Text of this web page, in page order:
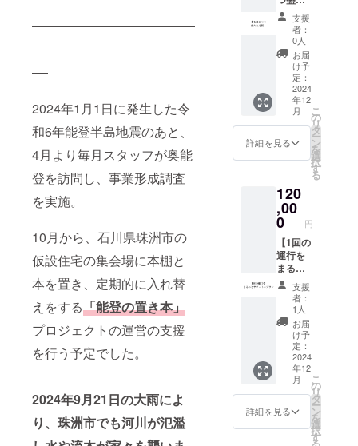
2024年1月1日に発生した令
和6年能登半島地震のあと、
4月より毎月スタッフが奥能
登を訪問し、事業形成調査
を実施。
10月から、石川県珠洲市の
仮設住宅の集会場に本棚と
本を置き、定期的に入れ替
えをする「能登の置き本」
プロジェクトの運営の支援
を行う予定でした。
2024年9月21日の大雨によ
り、珠洲市でも河川が氾濫
合は、
「な
し」と
お書き
添えく
ださい
（複数
人から
同じ本
のご希
望が
メッ
セージ
をお送
りする
可能性
があり
ます）
★寄付
金領収
10,000
円、
20,000
円のリ
ターン
は同じ
内容と
なりま
にお名
前を掲
載 パイ
プ丸椅
子12個
を購入
しま
す！ ・
掲載期
間：事
業が存
載方
法：お
名前
（企業
名も可
能）を
掲載し
ます。
ロゴや
バナー
をご希
望の際
には、
備考欄
にその
旨をお
知らせ
くださ
な応
援！】
1. 感謝
の気持
ちを込
めて、
お礼の
メッ
セージ
をお送
りしま
す。
（CAM
メッ
セー
ジ） 2.
ブック
カフェ
におい
てもら
いたい
本を一
冊選べ
ます。
備考欄
におい
てもら
いたい
本のタ
イトル
と出版
社をご
記入く
支援
者：
0人
お届
け予
定：
2024
年12
月
詳細を見る
こ
の
リ
タ
ー
ン
を
選
択
す
る
120
,00
0 円
【1回の
運行を
まるっ
とサ
ポー
トープ
ラン】
1. 感謝
の気持
ちを込
めて、
お礼の
メッ
セージ
をお送
りしま
支援
者：
1人
お届
け予
定：
2024
年12
月
詳細を見る
こ
の
リ
タ
ー
ン
を
選
択
す
る